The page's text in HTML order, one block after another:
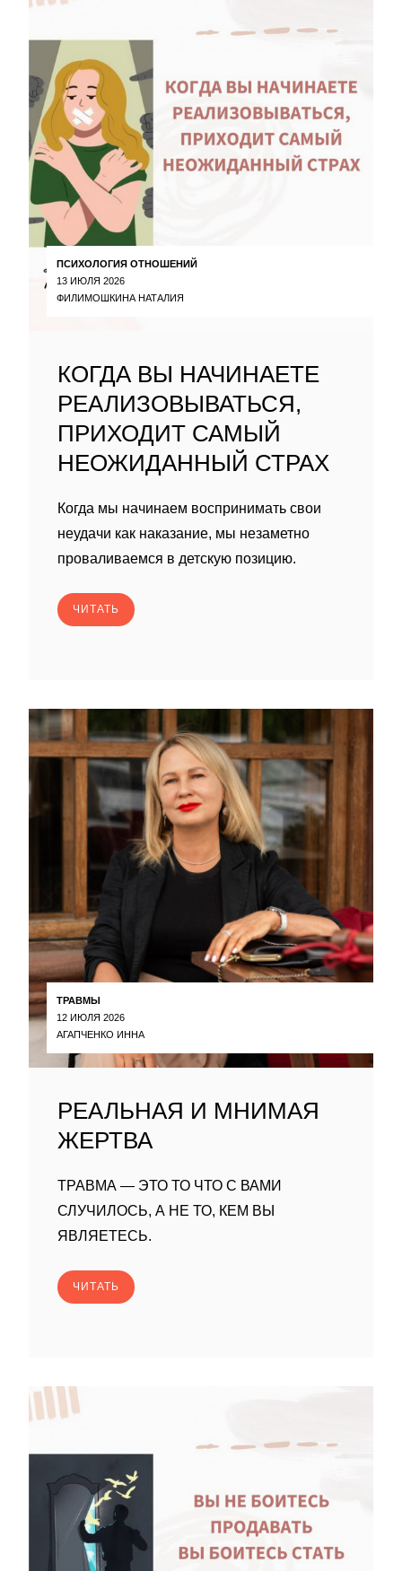
ПСИХОЛОГИЯ ОТНОШЕНИЙ
13 ИЮЛЯ 2026
ФИЛИМОШКИНА НАТАЛИЯ
КОГДА ВЫ НАЧИНАЕТЕ
РЕАЛИЗОВЫВАТЬСЯ,
ПРИХОДИТ САМЫЙ
НЕОЖИДАННЫЙ СТРАХ
Когда мы начинаем воспринимать свои
неудачи как наказание, мы незаметно
проваливаемся в детскую позицию.
ЧИТАТЬ
ТРАВМЫ
12 ИЮЛЯ 2026
АГАПЧЕНКО ИННА
РЕАЛЬНАЯ И МНИМАЯ
ЖЕРТВА
ТРАВМА — ЭТО ТО ЧТО С ВАМИ
СЛУЧИЛОСЬ, А НЕ ТО, КЕМ ВЫ
ЯВЛЯЕТЕСЬ.
ЧИТАТЬ